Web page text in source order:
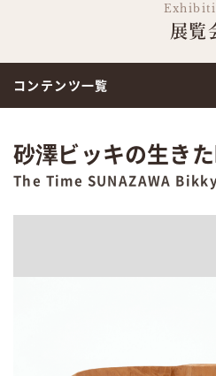
展覧
コンテンツ一覧
砂澤ビッキの生き
The Time SUNAZAWA